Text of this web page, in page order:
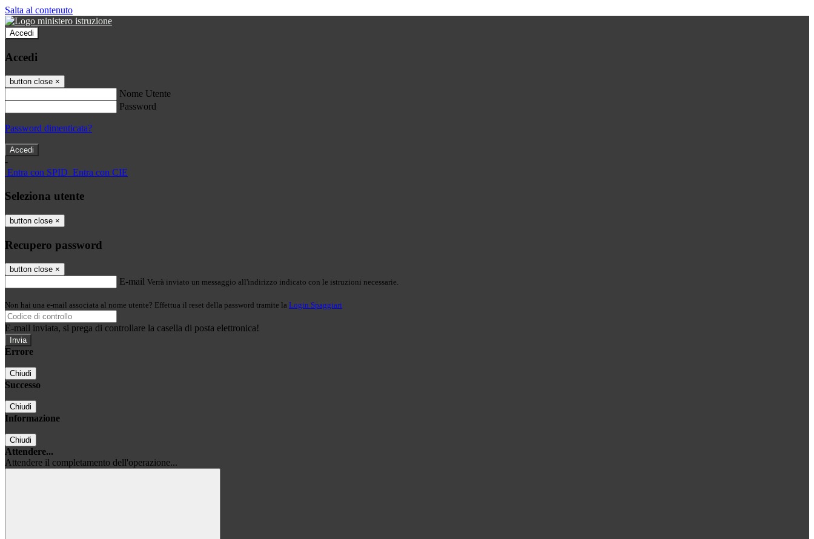
Salta al contenuto
Accedi
Accedi
button close ×
Nome Utente
Password
Password dimenticata?
-
Entra con SPID Entra con CIE
Seleziona utente
button close ×
Recupero password
button close ×
E-mail Verrà inviato un messaggio all'indirizzo indicato con le istruzioni necessarie.
Non hai una e-mail associata al nome utente? Effettua il reset della password tramite la Login Spaggiari
E-mail inviata, si prega di controllare la casella di posta elettronica!
Errore
Chiudi
Successo
Chiudi
Informazione
Chiudi
Attendere...
Attendere il completamento dell'operazione...